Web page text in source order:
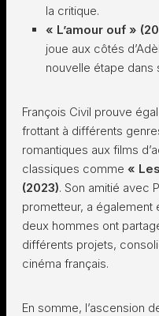
la critique.
« L’amour ouf »
joue aux côtés
nouvelle étape dans
François Civil prouve
frottant à différents
romantiques aux films
classiques comme «
(2023). Son amitié avec
prometteur, a également
deux hommes ont
différents projets,
cinéma français.
En somme, l’ascension